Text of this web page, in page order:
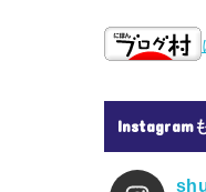
Instagram